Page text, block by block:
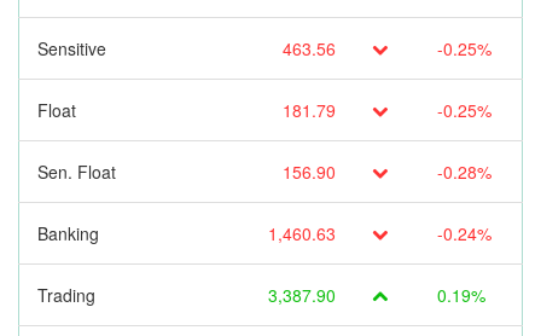
Sensitive 463.56 -0.25%
Float 181.79 -0.25%
Sen. Float 156.90 -0.28%
Banking 1,460.63 -0.24%
Trading 3,387.90 0.19%